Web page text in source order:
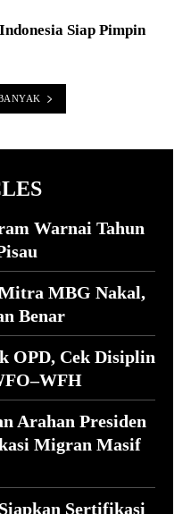
Siap Pimpin
Warnai Tahun
MBG Nakal,
Benar
OPD, Cek Disiplin
Arahan Presiden
Migran Masif
Sertifikasi